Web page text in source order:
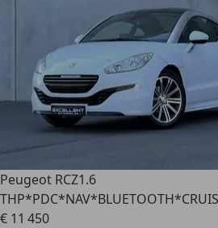
Peugeot RCZ1.6
€ 11 450